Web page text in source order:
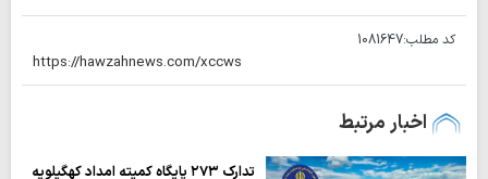
کد مطلب:1081647
اخبار مرتبط
تدارک ۲۷۳ پایگاه کمیته امداد کهگیلویه